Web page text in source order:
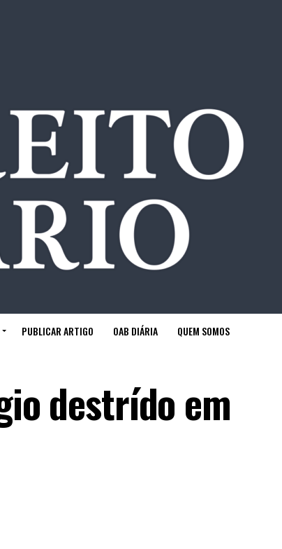
PUBLICAR ARTIGO OAB DIÁRIA QUEM SOMOS
destrído em